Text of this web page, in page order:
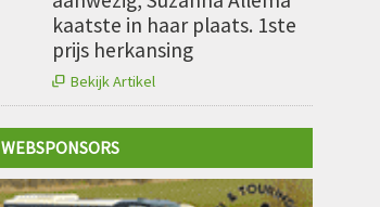
kaatste in haar plaats. 1ste
prijs herkansing
 Bekijk Artikel
WEBSPONSORS